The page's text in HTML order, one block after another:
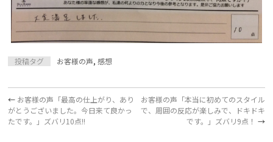
投稿タグ お客様の声,感想
← お客様の声「最高の仕上がり、あり
がとうございました。今日来て良かっ
たです。」ズバリ10点!!
お客様の声「本当に初めてのスタイル
で、周囲の反応が楽しみで、ドキドキ
です。」ズバリ9点！ →